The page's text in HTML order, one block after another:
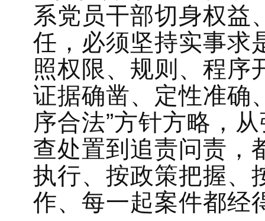
系党员干部切身权益
任，必须坚持实事求
照权限、规则、程序
证据确凿、定性准确
序合法”方针方略，
查处置到追责问责，
执行、按政策把握、
作、每一起案件都经